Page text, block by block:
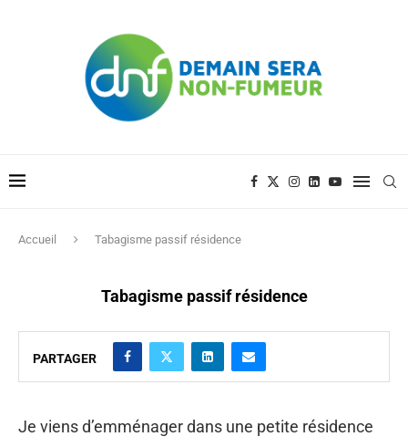
Accueil Tabagisme passif résidence
Tabagisme passif résidence
PARTAGER
Je viens d’emménager dans une petite résidence